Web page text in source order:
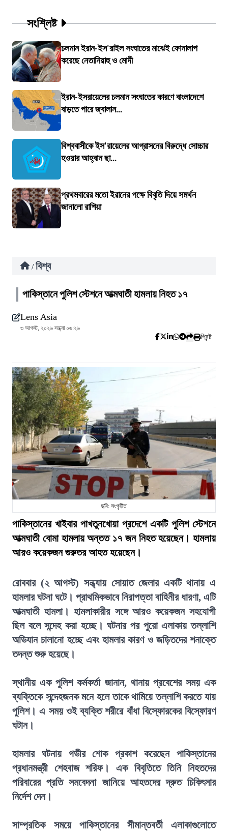
সংশ্লিষ্ট
চলমান ইরান-ইস'রাইল সংঘাতের মাঝেই ফোনালাপ
করেছে নেতানিয়াহু ও মোদী
ইরান-ইসরায়েলের চলমান সংঘাতের কারণে বাংলাদেশে
বাড়তে পারে জ্বালান...
বিশ্ববাসীকে ইস'রায়েলের আগ্রাসনের বিরুদ্ধে সোচ্চার
হওয়ার আহ্বান ছা...
প্রথমবারের মতো ইরানের পক্ষে বিবৃতি দিয়ে সমর্থন
জানালো রাশিয়া
/ বিশ্ব
পাকিস্তানে পুলিশ স্টেশনে আত্মঘাতী হামলায় নিহত ১৭
Lens Asia
৩ আগস্ট, ২০২৬ সন্ধ্যা ০৬:২৬
প্রিন্ট
ছবি: সংগৃহীত
পাকিস্তানের খাইবার পাখতুনখোয়া প্রদেশে একটি পুলিশ স্টেশনে
আত্মঘাতী বোমা হামলায় অন্তত ১৭ জন নিহত হয়েছেন। হামলায়
আরও কয়েকজন গুরুতর আহত হয়েছেন।
রোববার (২ আগস্ট) সন্ধ্যায় সোয়াত জেলার একটি থানায় এ
হামলার ঘটনা ঘটে। প্রাথমিকভাবে নিরাপত্তা বাহিনীর ধারণা, এটি
আত্মঘাতী হামলা। হামলাকারীর সঙ্গে আরও কয়েকজন সহযোগী
ছিল বলে সন্দেহ করা হচ্ছে। ঘটনার পর পুরো এলাকায় তল্লাশি
অভিযান চালানো হচ্ছে এবং হামলার কারণ ও জড়িতদের শনাক্তে
তদন্ত শুরু হয়েছে।
স্থানীয় এক পুলিশ কর্মকর্তা জানান, থানায় প্রবেশের সময় এক
ব্যক্তিকে সন্দেহজনক মনে হলে তাকে থামিয়ে তল্লাশি করতে যায়
পুলিশ। এ সময় ওই ব্যক্তি শরীরে বাঁধা বিস্ফোরকের বিস্ফোরণ
ঘটান।
হামলার ঘটনায় গভীর শোক প্রকাশ করেছেন পাকিস্তানের
প্রধানমন্ত্রী শেহবাজ শরিফ। এক বিবৃতিতে তিনি নিহতদের
পরিবারের প্রতি সমবেদনা জানিয়ে আহতদের দ্রুত চিকিৎসার
নির্দেশ দেন।
সাম্প্রতিক সময়ে পাকিস্তানের সীমান্তবর্তী এলাকাগুলোতে